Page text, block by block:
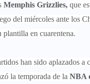
Memphis Grizzlies, que
del miércoles ante los
plantilla en cuarentena.
han sido aplazados a
la temporada de la NBA